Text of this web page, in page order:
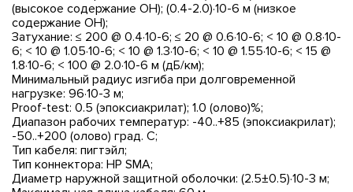
(высокое содержание OH); (0.4-2.0)·10-6 м (низкое
содержание OH);
Затухание: ≤ 200 @ 0.4·10-6; ≤ 20 @ 0.6·10-6; < 10 @ 0.8·10-
6; < 10 @ 1.05·10-6; < 10 @ 1.3·10-6; < 10 @ 1.55·10-6; < 15 @
1.8·10-6; < 100 @ 2.0·10-6 м (дБ/км);
Минимальный радиус изгиба при долговременной
нагрузке: 96·10-3 м;
Proof-test: 0.5 (эпоксиакрилат); 1.0 (олово)%;
Диапазон рабочих температур: -40..+85 (эпоксиакрилат);
-50..+200 (олово) град. С;
Тип кабеля: пигтэйл;
Тип коннектора: HP SMA;
Диаметр наружной защитной оболочки: (2.5±0.5)·10-3 м;